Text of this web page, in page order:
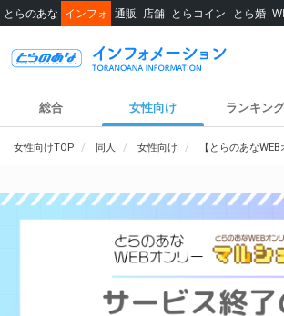
とらのあな インフォ 通販 店舗 とらコイン とら婚
総合 女性向け ランキング
女性向けTOP 同人 女性向け 【とらのあな